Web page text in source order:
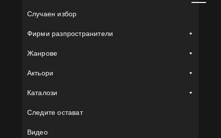
Случаен избор
Фирми разпространители
Жанрове
Актьори
Каталози
Следите остават
Видео